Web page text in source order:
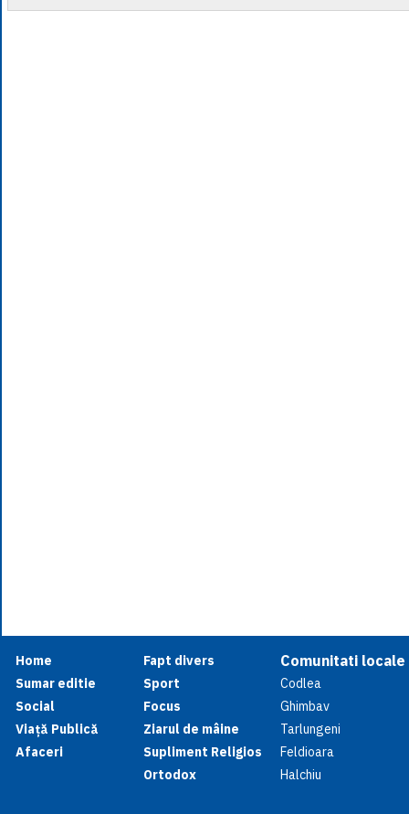
Home
Sumar editie
Social
Viață Publică
Afaceri
Fapt divers
Sport
Focus
Ziarul de mâine
Supliment Religios
Ortodox
Comunitati locale
Codlea
Ghimbav
Tarlungeni
Feldioara
Halchiu